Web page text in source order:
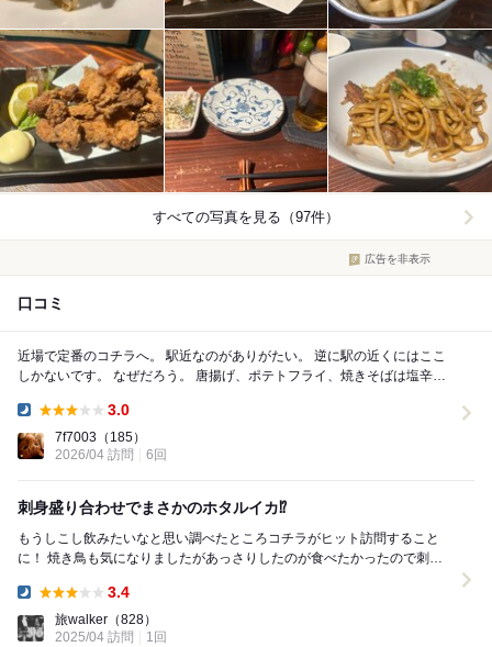
すべての写真を見る（97件）
広告を非表示
口コミ
近場で定番のコチラへ。 駅近なのがありがたい。 逆に駅の近くにはここ
しかないです。 なぜだろう。 唐揚げ、ポテトフライ、焼きそばは塩辛す
3.0
7f7003 （185）
2026/04 訪問
6回
刺身盛り合わせでまさかのホタルイカ⁉︎
もうしこし飲みたいなと思い調べたところコチラがヒット訪問すること
に！ 焼き鳥も気になりましたがあっさりしたのが食べたかったので刺身
3.4
旅walker （828）
2025/04 訪問
1回